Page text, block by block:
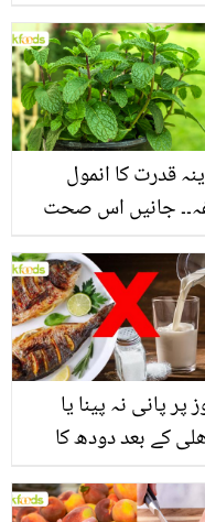
اور اینٹی آکسیڈنٹس
اس سبزی کے
قدرت کا انمول
جانیں اس صحت
طبی فوائد
پر پانی نہ پینا یا
کے بعد دودھ کا
غلط فہمیوں کی